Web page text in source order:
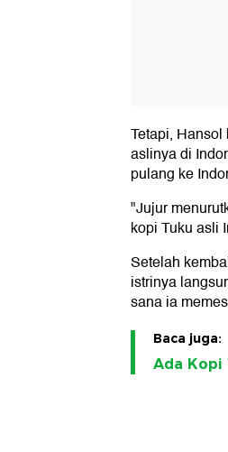
Tetapi,
aslinya di
pulang ke
"Jujur
kopi Tuku asli
Setelah
istrinya
sana ia
Baca juga:
Ada Kopi